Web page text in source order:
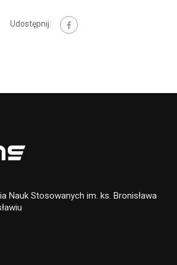
Udostępnij:
Nauk Stosowanych im. ks. Bronisława